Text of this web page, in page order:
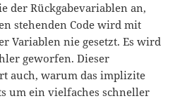
der Rückgabevariablen an,
stehenden Code wird mit
Variablen nie gesetzt. Es wird
geworfen. Dieser
auch, warum das implizite
um ein vielfaches schneller